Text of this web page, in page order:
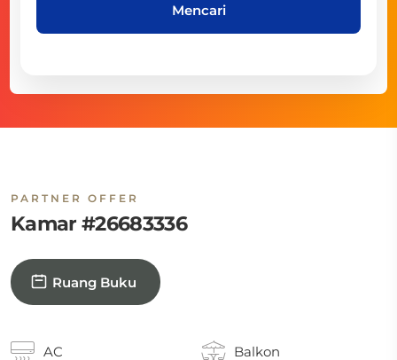
Mencari
PARTNER OFFER
Kamar #26683336
Ruang Buku
AC Balkon